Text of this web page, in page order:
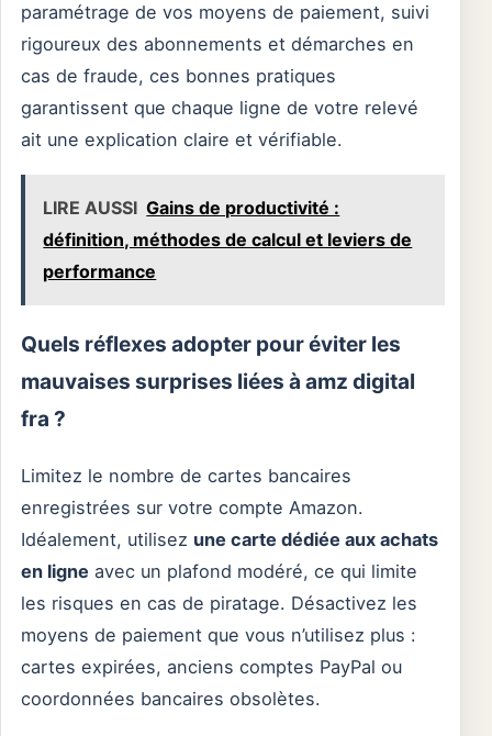
paramétrage de vos moyens de paiement, suivi
rigoureux des abonnements et démarches en
cas de fraude, ces bonnes pratiques
garantissent que chaque ligne de votre relevé
ait une explication claire et vérifiable.
LIRE AUSSI Gains de productivité :
définition, méthodes de calcul et leviers de
performance
Quels réflexes adopter pour éviter les
mauvaises surprises liées à amz digital
fra ?
Limitez le nombre de cartes bancaires
enregistrées sur votre compte Amazon.
Idéalement, utilisez une carte dédiée aux achats
en ligne avec un plafond modéré, ce qui limite
les risques en cas de piratage. Désactivez les
moyens de paiement que vous n’utilisez plus :
cartes expirées, anciens comptes PayPal ou
coordonnées bancaires obsolètes.